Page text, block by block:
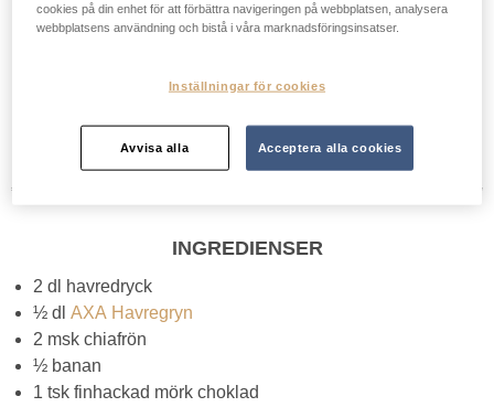
Mitt betyg:
5 minuter + 1 dygn 1 portion
INGREDIENSER
2 dl havredryck
½ dl AXA Havregryn
2 msk chiafrön
½ banan
1 tsk finhackad mörk choklad
cookies på din enhet för att förbättra navigeringen på webbplatsen, analysera
webbplatsens användning och bistå i våra marknadsföringsinsatser.
Inställningar för cookies
Avvisa alla Acceptera alla cookies